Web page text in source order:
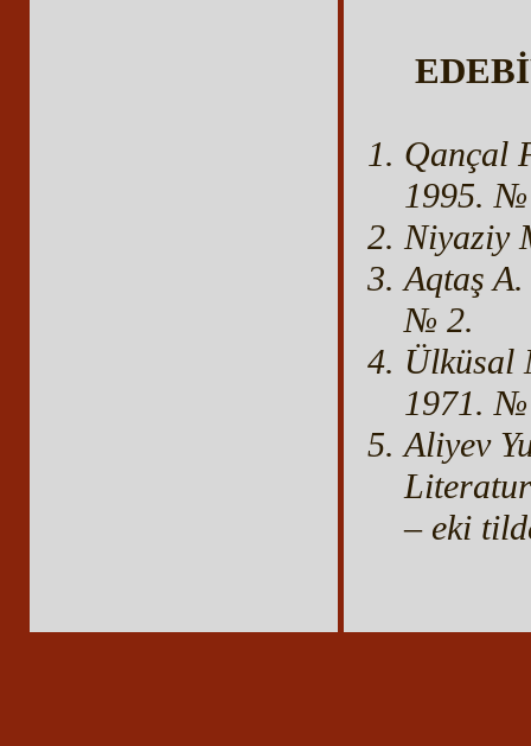
Qançal
1995.
Niyaziy
Aqtaş
№ 2.
Ülküsal
1971.
Aliyev
– eki